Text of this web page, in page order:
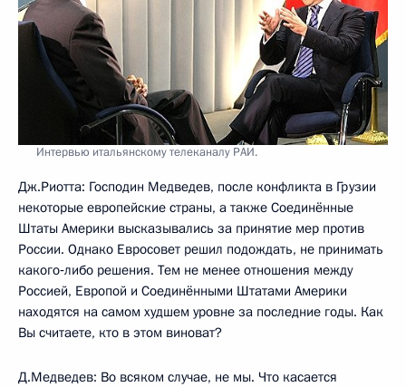
Интервью итальянскому телеканалу РАИ.
Дж.Риотта: Господин Медведев, после конфликта в Грузии
некоторые европейские страны, а также Соединённые
Штаты Америки высказывались за принятие мер против
России. Однако Евросовет решил подождать, не принимать
какого‑либо решения. Тем не менее отношения между
Россией, Европой и Соединёнными Штатами Америки
находятся на самом худшем уровне за последние годы. Как
Вы считаете, кто в этом виноват?
Д.Медведев: Во всяком случае, не мы. Что касается